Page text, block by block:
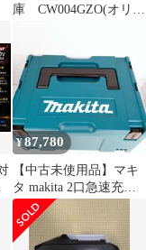
庫 CW004GZO(オリー
¥ 87,780
【中古未使用品】マキ
タ makita 2口急速充電
器 A-72039 パワーソー
スキットXGT6 DC40RB
BL4050F×2本 〇YR-